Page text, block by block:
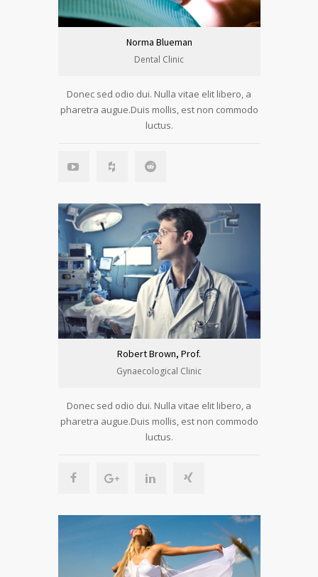
Norma Blueman
Dental Clinic
Donec sed odio dui. Nulla vitae elit libero, a
pharetra augue.Duis mollis, est non commodo
luctus.
Robert Brown, Prof.
Gynaecological Clinic
Donec sed odio dui. Nulla vitae elit libero, a
pharetra augue.Duis mollis, est non commodo
luctus.